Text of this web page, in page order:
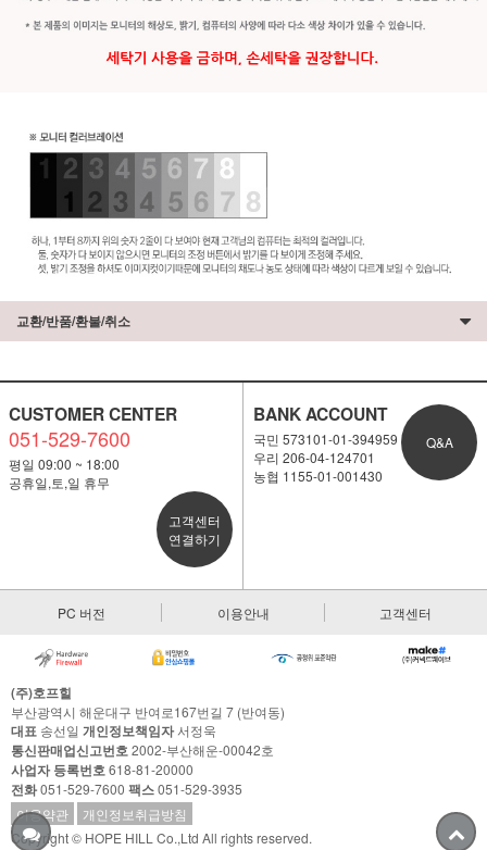
교환/반품/환불/취소
CUSTOMER CENTER
051-529-7600
평일 09:00 ~ 18:00
공휴일,토,일 휴무
고객센터
연결하기
BANK ACCOUNT
국민 573101-01-394959
우리 206-04-124701
농협 1155-01-001430
Q&A
PC 버전 이용안내 고객센터
(주)호프힐
부산광역시 해운대구 반여로167번길 7 (반여동)
대표 송선일 개인정보책임자서정욱
통신판매업신고번호 2002-부산해운-00042호
사업자 등록번호 618-81-20000
전화051-529-7600 팩스051-529-3935
이용약관
개인정보취급방침
Copyright © HOPE HILL Co.,Ltd All rights reserved.